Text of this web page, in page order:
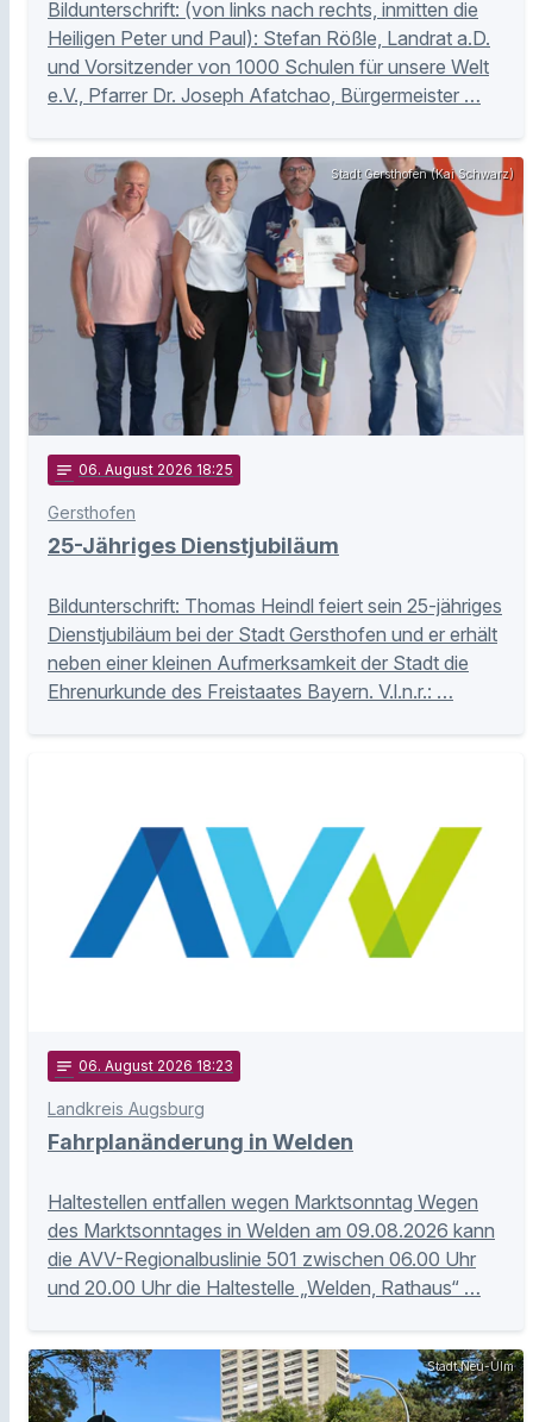
Bildunterschrift: (von links nach rechts, inmitten die
Heiligen Peter und Paul): Stefan Rößle, Landrat a.D.
und Vorsitzender von 1000 Schulen für unsere Welt
e.V., Pfarrer Dr. Joseph Afatchao, Bürgermeister …
Stadt Gersthofen (Kai Schwarz)
notes 06. August 2026 18:25
Gersthofen
25-Jähriges Dienstjubiläum
Bildunterschrift: Thomas Heindl feiert sein 25-jähriges
Dienstjubiläum bei der Stadt Gersthofen und er erhält
neben einer kleinen Aufmerksamkeit der Stadt die
Ehrenurkunde des Freistaates Bayern. V.l.n.r.: …
notes 06. August 2026 18:23
Landkreis Augsburg
Fahrplanänderung in Welden
Haltestellen entfallen wegen Marktsonntag Wegen
des Marktsonntages in Welden am 09.08.2026 kann
die AVV-Regionalbuslinie 501 zwischen 06.00 Uhr
und 20.00 Uhr die Haltestelle „Welden, Rathaus“ …
Stadt Neu-Ulm